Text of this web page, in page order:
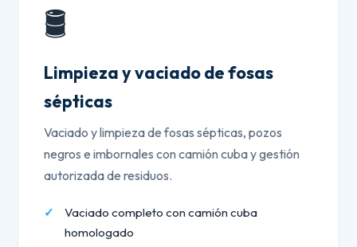
🛢️
Limpieza y vaciado de fosas
sépticas
Vaciado y limpieza de fosas sépticas, pozos
negros e imbornales con camión cuba y gestión
autorizada de residuos.
Vaciado completo con camión cuba
homologado